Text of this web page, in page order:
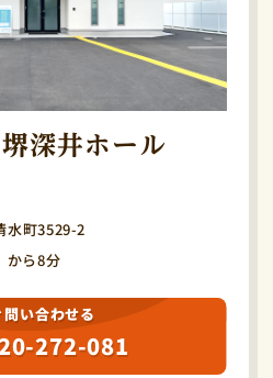
深井ホール
水町3529-2
から8分
い合わせる
272-081